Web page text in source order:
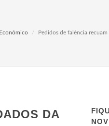
Pedidos de falência
DA